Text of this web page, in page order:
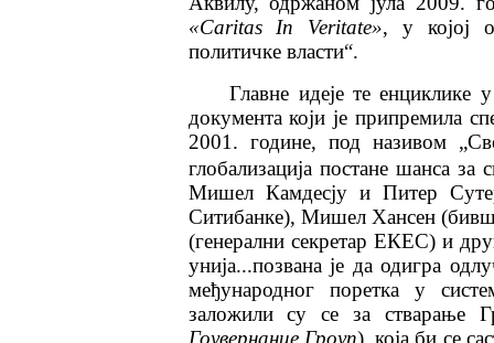
«Caritas In Veritate», у којој
политичке власти“.
Главне идеје те енциклике
документа који је припремила
2001. године, под називом
глобализација постане шанса за
Мишел Камдесју и Питер
Ситибанке), Мишел Хансен
(генерални секретар ЕКЕС) и
унија...позвана је да одигра
међународног поретка у
заложили су се за стварање
Гоувернанце Гроуп), која би се